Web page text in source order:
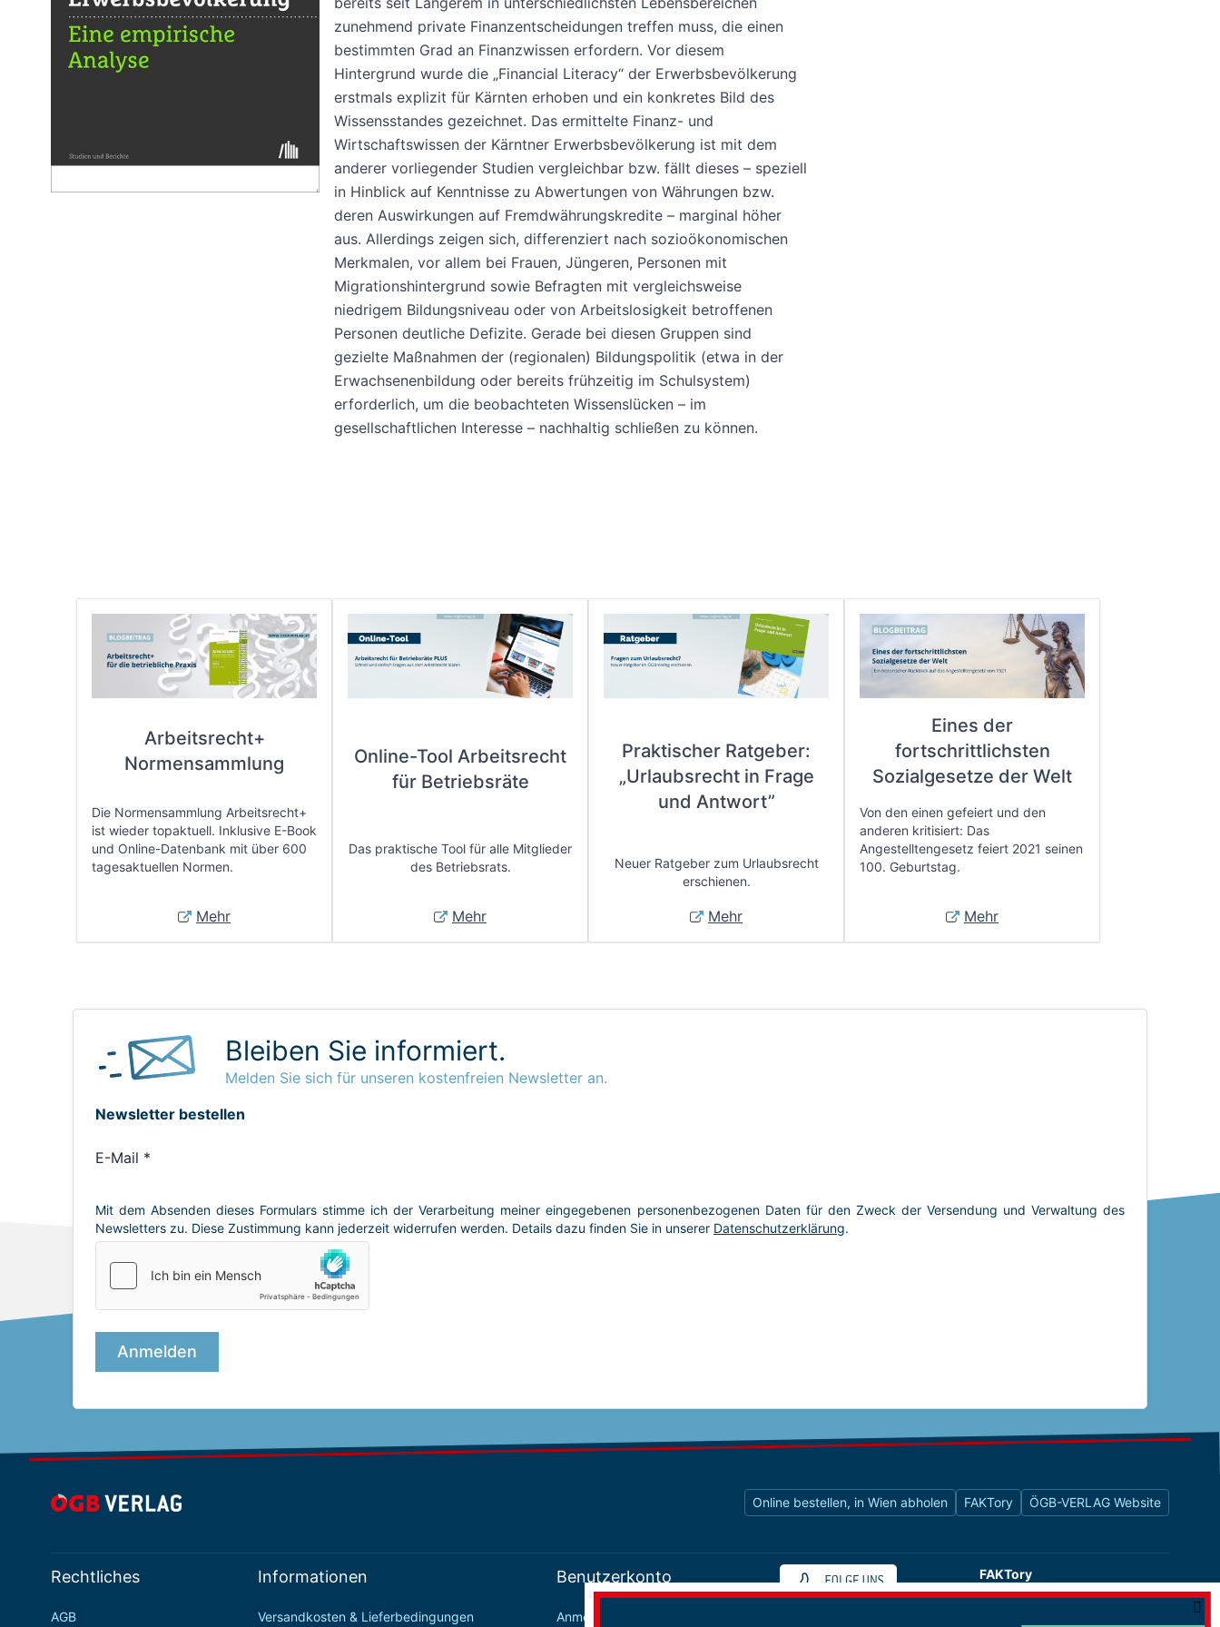
zunehmend private Finanzentscheidungen treffen muss, die einen
bestimmten Grad an Finanzwissen erfordern. Vor diesem
Hintergrund wurde die „Financial Literacy“ der Erwerbsbevölkerung
erstmals explizit für Kärnten erhoben und ein konkretes Bild des
Wissensstandes gezeichnet. Das ermittelte Finanz- und
Wirtschaftswissen der Kärntner Erwerbsbevölkerung ist mit dem
anderer vorliegender Studien vergleichbar bzw. fällt dieses – speziell
in Hinblick auf Kenntnisse zu Abwertungen von Währungen bzw.
deren Auswirkungen auf Fremdwährungskredite – marginal höher
aus. Allerdings zeigen sich, differenziert nach sozioökonomischen
Merkmalen, vor allem bei Frauen, Jüngeren, Personen mit
Migrationshintergrund sowie Befragten mit vergleichsweise
niedrigem Bildungsniveau oder von Arbeitslosigkeit betroffenen
Personen deutliche Defizite. Gerade bei diesen Gruppen sind
gezielte Maßnahmen der (regionalen) Bildungspolitik (etwa in der
Erwachsenenbildung oder bereits frühzeitig im Schulsystem)
erforderlich, um die beobachteten Wissenslücken – im
gesellschaftlichen Interesse – nachhaltig schließen zu können.
Arbeitsrecht+
Normensammlung
Die Normensammlung Arbeitsrecht+
ist wieder topaktuell. Inklusive E-Book
und Online-Datenbank mit über 600
tagesaktuellen Normen.
Mehr
Online-Tool Arbeitsrecht
für Betriebsräte
Das praktische Tool für alle Mitglieder
des Betriebsrats.
Mehr
Praktischer Ratgeber:
„Urlaubsrecht in Frage
und Antwort”
Neuer Ratgeber zum Urlaubsrecht
erschienen.
Mehr
Eines der
fortschrittlichsten
Sozialgesetze der Welt
Von den einen gefeiert und den
anderen kritisiert: Das
Angestelltengesetz feiert 2021 seinen
100. Geburtstag.
Mehr
Bleiben Sie informiert.
Melden Sie sich für unseren kostenfreien Newsletter an.
Online bestellen, in Wien abholen FAKTory ÖGB-VERLAG Website
Rechtliches
AGB
Informationen
Versandkosten & Lieferbedingungen
Benutzerkonto
Anmelden / Registrieren
FAKTory
Buchhandlung des ÖGB-Verlags